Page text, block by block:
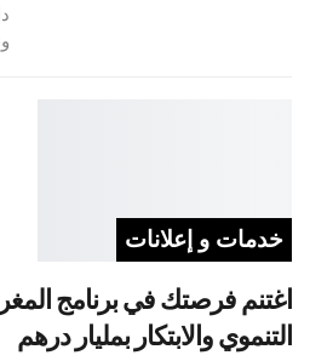
خدمات و إعلانات
اغتنم فرصتك في برنامج
التنموي والابتكار بمليار درهم